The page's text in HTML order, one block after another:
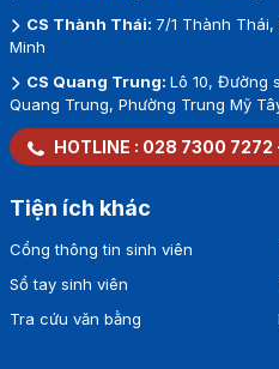
CS Thành Thái: 7/1 Thành Thái,
Minh
CS Quang Trung: Lô 10, Đường
Quang Trung, Phường Trung Mỹ
HOTLINE : 028 7300 7272
Tiện ích khác
Cổng thông tin sinh viên
Sổ tay sinh viên
Tra cứu văn bằng